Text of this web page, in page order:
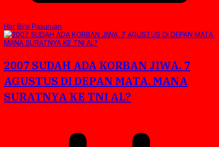
Har Biro Pasuruan
2007 SUDAH ADA KORBAN JIWA. 7
AGUSTUS DI DEPAN MATA. MANA
SURATNYA KE TNI AL?